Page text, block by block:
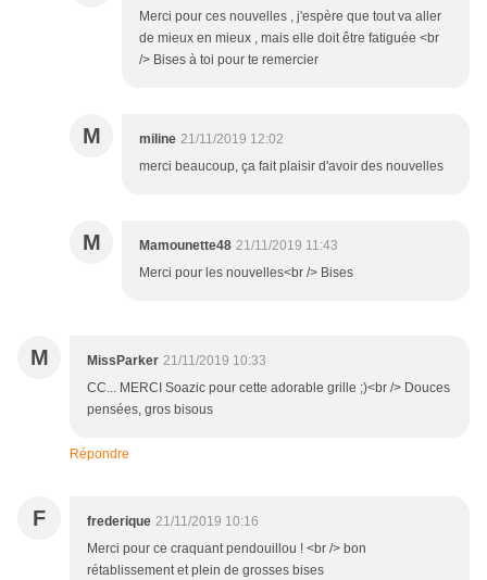
Merci pour ces nouvelles , j'espère que tout va aller
de mieux en mieux , mais elle doit être fatiguée <br
/> Bises à toi pour te remercier
M miline 21/11/2019 12:02
merci beaucoup, ça fait plaisir d'avoir des nouvelles
M Mamounette48 21/11/2019 11:43
Merci pour les nouvelles<br /> Bises
M MissParker 21/11/2019 10:33
CC... MERCI Soazic pour cette adorable grille ;)<br /> Douces
pensées, gros bisous
Répondre
F frederique 21/11/2019 10:16
Merci pour ce craquant pendouillou ! <br /> bon
rétablissement et plein de grosses bises